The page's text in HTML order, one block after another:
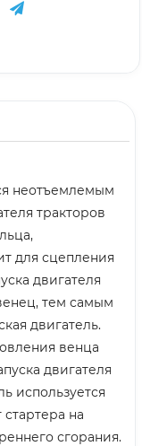
неотъемлемым
тракторов
для сцепления
двигателя
тем самым
двигатель.
венца
двигателя
используется
на
сгорания.